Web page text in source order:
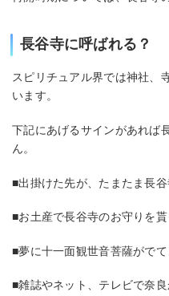
長谷寺に呼ばれる？
スピリチュアル界では神社、
います。
下記にあげるサインがあれば
ん。
■出掛けた先が、たまたま長谷
■お土産で長谷寺のお守りを貰
■夢に十一面観世音菩薩がでて
■雑誌やネット、テレビで奈